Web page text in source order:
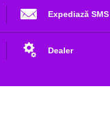
Expediază SMS
Dealer